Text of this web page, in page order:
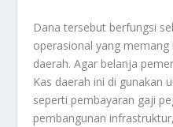
Dana tersebut berfungsi
operasional yang
daerah. Agar belanja
Kas daerah ini di gunakan
seperti pembayaran gaji
pembangunan